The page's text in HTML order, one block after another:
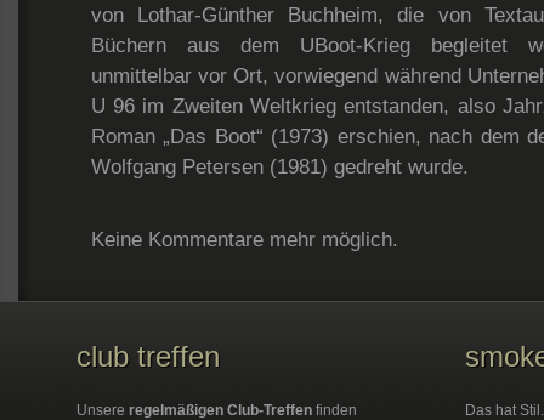
von Lothar-Günther Buchheim, die von
Büchern aus dem UBoot-Krieg begleitet
unmittelbar vor Ort, vorwiegend während
U 96 im Zweiten Weltkrieg entstanden, also
Roman „Das Boot“ (1973) erschien, nach dem
Wolfgang Petersen (1981) gedreht wurde.
Keine Kommentare mehr möglich.
club treffen
Unsere regelmäßigen Club-Treffen finden
Das hat